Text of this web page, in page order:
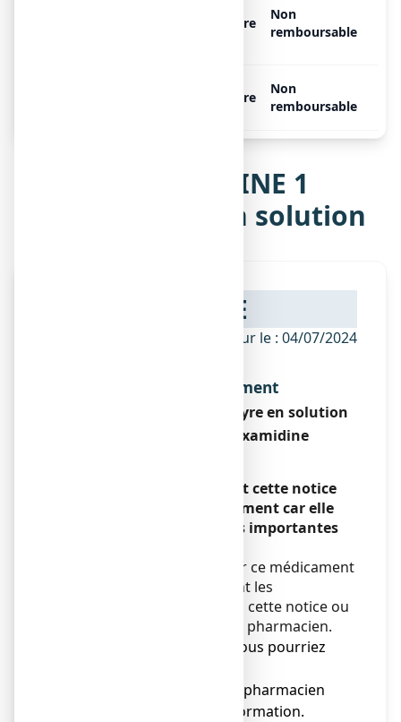
Libre
Non
remboursable
Libre
Non
remboursable
Notice de ZAMELINE 1
mg/ml, collyre en solution
NOTICE
ANSM - Mis à jour le : 04/07/2024
Dénomination du médicament
ZAMELINE 1 mg/mL, collyre en solution
Di-iséthionate d’hexamidine
Veuillez lire attentivement cette notice
avant d’utiliser ce médicament car elle
contient des informations importantes
Vous devez toujours utiliser ce médicament
en suivant scrupuleusement les
informations fournies dans cette notice ou
par votre médecin ou votre pharmacien.
● Gardez cette notice. Vous pourriez
● Adressez-vous à votre pharmacien
pour tout conseil ou information.